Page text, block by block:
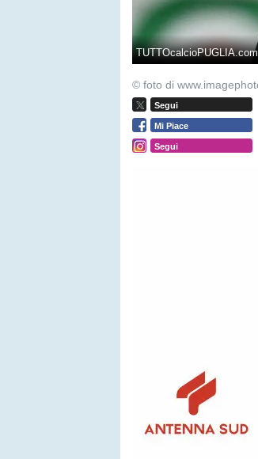
TUTTOcalcioPUGLIA.com
© foto di
Segui
Mi Piace
Segui